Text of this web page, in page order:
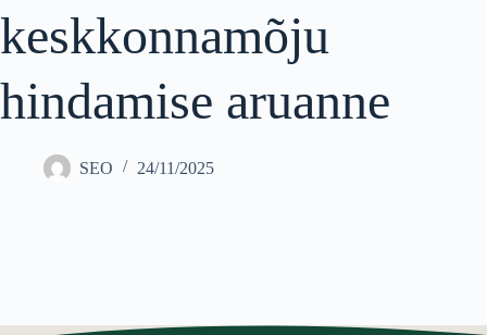
keskkonnamõju
hindamise aruanne
SEO 24/11/2025